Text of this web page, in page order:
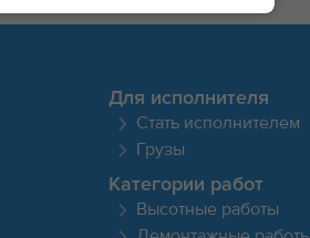
Для исполнителя
Стать исполнителем
Грузы
Категории работ
Высотные работы